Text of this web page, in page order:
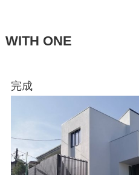
WITH ONE
完成